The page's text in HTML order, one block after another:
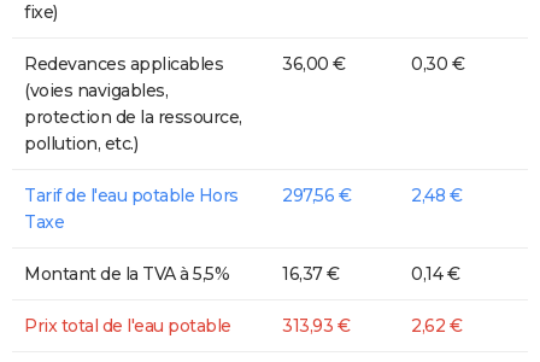
fixe)
Redevances applicables
(voies navigables,
protection de la ressource,
pollution, etc.)
36,00 € 0,30 €
Tarif de l'eau potable Hors
Taxe
297,56 € 2,48 €
Montant de la TVA à 5,5% 16,37 € 0,14 €
Prix total de l'eau potable 313,93 € 2,62 €